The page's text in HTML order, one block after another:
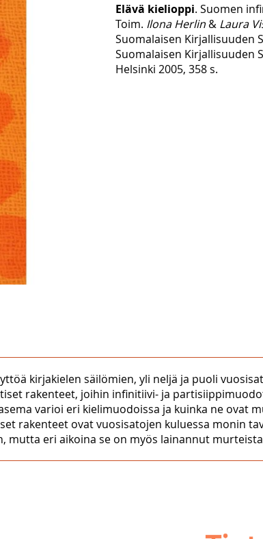
Elävä kielioppi. Suomen
Toim. Ilona Herlin& Laura
Suomalaisen Kirjallisuuden
Suomalaisen Kirjallisuuden
Helsinki 2005, 358 s.
kirjakielen säilömien, yli neljä ja puoli
rakenteet, joihin infinitiivi- ja
varioi eri kielimuodoissa ja kuinka ne ovat
rakenteet ovat vuosisatojen kuluessa monin
eri aikoina se on myös lainannut